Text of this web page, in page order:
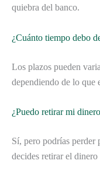
quiebra del banco.
¿Cuánto tiempo debo
Los plazos pueden
dependiendo de lo que
¿Puedo retirar mi
Sí, pero podrías perder
decides retirar el dinero